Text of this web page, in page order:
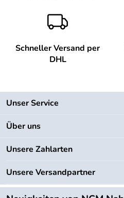
Schneller Versand per
DHL
Unser Service
Kontakt
Lieferbedingungen
Kundenlogin
Über uns
Unsere Bestseller
Neu
Angebote
Unsere Zahlarten
Unsere Versandpartner